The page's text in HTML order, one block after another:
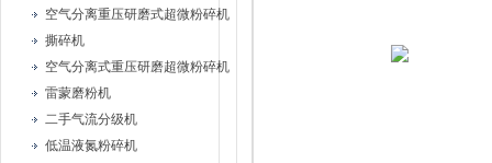
空气分离重压研磨式超微粉碎机
撕碎机
空气分离式重压研磨超微粉碎机
雷蒙磨粉机
二手气流分级机
低温液氮粉碎机